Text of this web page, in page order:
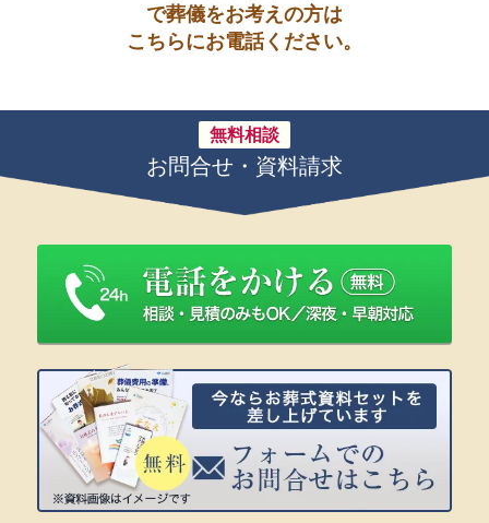
で葬儀をお考えの方は
こちらにお電話ください。
無料相談
お問合せ・資料請求